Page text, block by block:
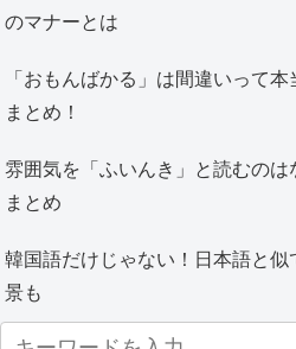
のマナーとは
「おもんばかる」は間違いって
まとめ！
雰囲気を「ふいんき」と読むの
まとめ
韓国語だけじゃない！日本語と
景も